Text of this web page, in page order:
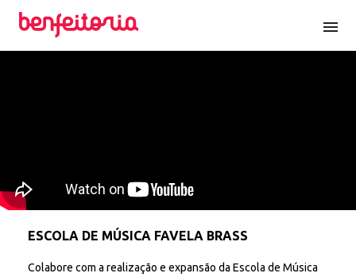
menu
ESCOLA DE MÚSICA FAVELA BRASS
Colabore com a realização e expansão da Escola de Música